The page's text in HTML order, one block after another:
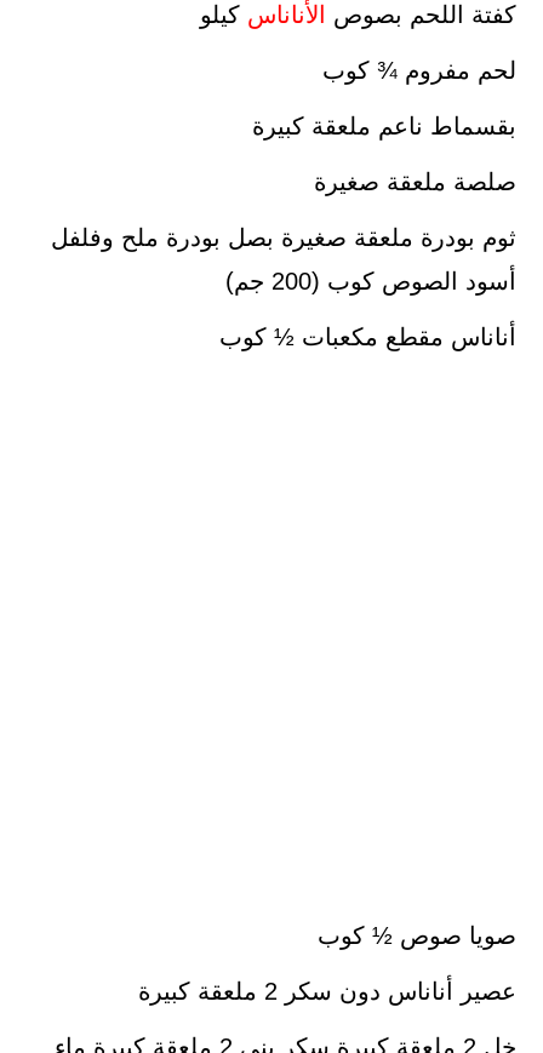
كفتة اللحم بصوص الأناناس كيلو
لحم مفروم ¾ كوب
بقسماط ناعم ملعقة كبيرة
صلصة ملعقة صغيرة
ثوم بودرة ملعقة صغيرة بصل بودرة ملح وفلفل
أسود الصوص كوب (200 جم)
أناناس مقطع مكعبات ½ كوب
صويا صوص ½ كوب
عصير أناناس دون سكر 2 ملعقة كبيرة
خل 2 ملعقة كبيرة سكر بني 2 ملعقة كبيرة ماء